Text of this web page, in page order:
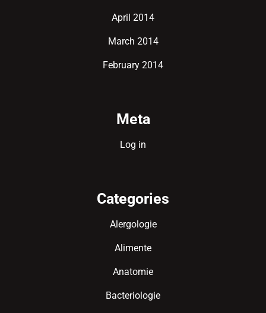
April 2014
March 2014
February 2014
Meta
Log in
Categories
Alergologie
Alimente
Anatomie
Bacteriologie